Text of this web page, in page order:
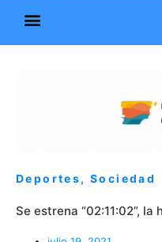
Deportes,Sociedad
Se estrena “02:11:02”,